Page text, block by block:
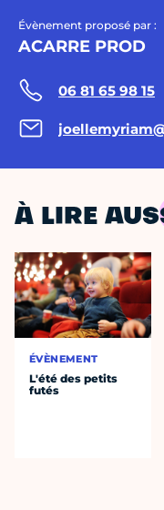
Évènement proposé par :
ACARRE PROD
06 81 65 98 15
À LIRE
ÉVÈNEMENT
L'été des petits
futés